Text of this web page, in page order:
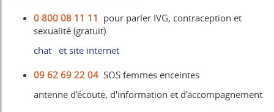
0 800 08 11 11 pour parler IVG, contraception et
sexualité (gratuit)
chat et site internet
09 62 69 22 04 SOS femmes enceintes
antenne d'écoute, d'information et d'accompagnement